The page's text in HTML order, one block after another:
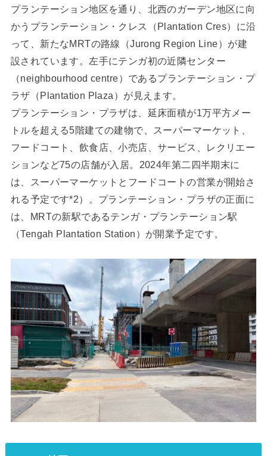
プランテーション地区を通り、北西のガーデン地区に向
かうプランテーション・クレス（Plantation Cres）に沿
って、新たなMRTの路線（Jurong Region Line）が建
設されています。左手にテンガ初の近隣センター
（neighbourhood centre）であるプランテーション・プ
ラザ（Plantation Plaza）が見えます。
プランテーション・プラザは、延床面積が1万平方メー
トルを超える5階建ての建物で、スーパーマーケット、
フードコート、飲食店、小売店、サービス、レクリエー
ションなど75の店舗が入居。2024年第二四半期末に
は、スーパーマーケットとフードコートの営業が開始さ
れる予定です*2）。プランテーション・プラザの正面に
は、MRTの新駅であるテンガ・プランテーション駅
（Tengah Plantation Station）が開業予定です。